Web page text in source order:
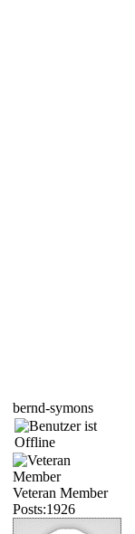
bernd-symons
Veteran Member
Posts:1926